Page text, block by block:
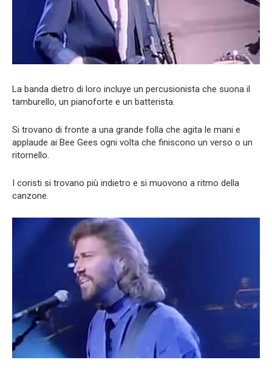
La banda dietro di loro incluye un percusionista che suona il
tamburello, un pianoforte e un batterista.
Si trovano di fronte a una grande folla che agita le mani e
applaude ai Bee Gees ogni volta che finiscono un verso o un
ritornello.
I coristi si trovano più indietro e si muovono a ritmo della
canzone.